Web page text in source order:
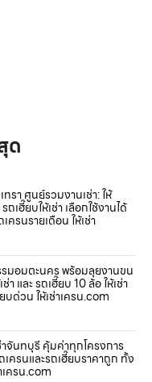
ด
ทรา ศูนย์รวมงานเช่า: ให้
ถเฮี๊ยบให้เช่า เลือกใช้งานได้
ครนรายเดือน ให้เช่า
รมอมตะนคร พร้อมลุยงานขน
และ รถเฮี๊ยบ 10 ล้อ ให้เช่า
บด่วน ให้เช่าเครน.com
จันทบุรี คุ้มค่าทุกโครงการ
ครนและรถเฮี๊ยบราคาถูก ทั้ง
เครน.com